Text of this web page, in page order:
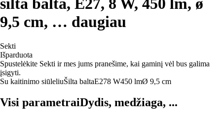
šilta balta, E27, 8 W, 450 lm, ø
9,5 cm, … daugiau
Sekti
Išparduota
Spustelėkite Sekti ir mes jums pranešime, kai gaminį vėl bus galima
įsigyti.
Su kaitinimo siūleliuŠilta baltaE278 W450 lmØ 9,5 cm
Visi parametraiDydis, medžiaga, ...